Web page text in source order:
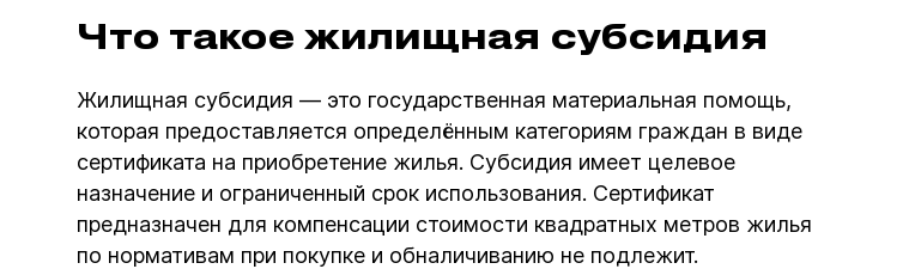
Что такое жилищная субсидия
Жилищная субсидия — это государственная материальная помощь,
которая предоставляется определённым категориям граждан в виде
сертификата на приобретение жилья. Субсидия имеет целевое
назначение и ограниченный срок использования. Сертификат
предназначен для компенсации стоимости квадратных метров жилья
по нормативам при покупке и обналичиванию не подлежит.